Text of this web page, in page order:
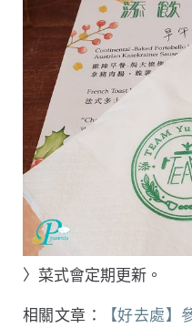
〉菜式會定期更新。
相關文章：
【好去處